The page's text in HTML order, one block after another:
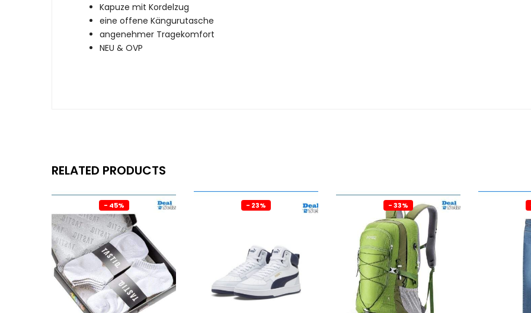
Kapuze mit Kordelzug
eine offene Kängurutasche
angenehmer Tragekomfort
NEU & OVP
RELATED PRODUCTS
- 45% - 23% - 33%